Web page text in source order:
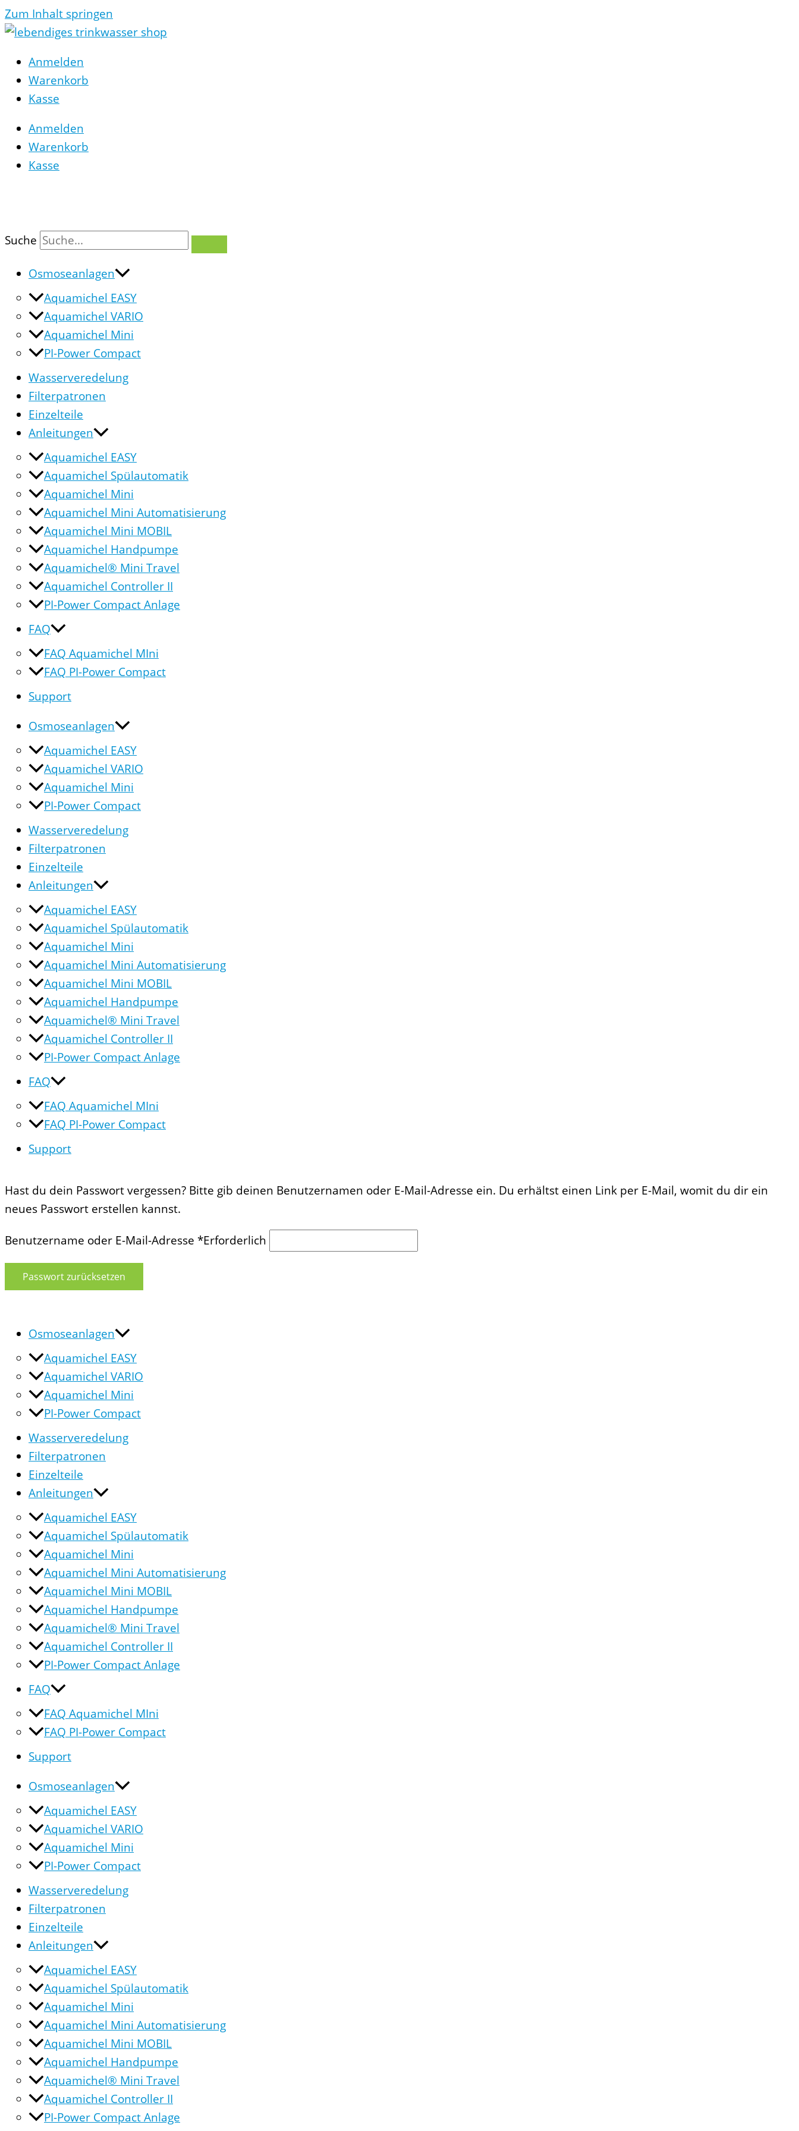
Zum Inhalt springen
Anmelden
Warenkorb
Kasse
Anmelden
Warenkorb
Kasse
Suche
Osmoseanlagen
Aquamichel EASY
Aquamichel VARIO
Aquamichel Mini
PI-Power Compact
Wasserveredelung
Filterpatronen
Einzelteile
Anleitungen
Aquamichel EASY
Aquamichel Spülautomatik
Aquamichel Mini
Aquamichel Mini Automatisierung
Aquamichel Mini MOBIL
Aquamichel Handpumpe
Aquamichel® Mini Travel
Aquamichel Controller II
PI-Power Compact Anlage
FAQ
FAQ Aquamichel MIni
FAQ PI-Power Compact
Support
Osmoseanlagen
Aquamichel EASY
Aquamichel VARIO
Aquamichel Mini
PI-Power Compact
Wasserveredelung
Filterpatronen
Einzelteile
Anleitungen
Aquamichel EASY
Aquamichel Spülautomatik
Aquamichel Mini
Aquamichel Mini Automatisierung
Aquamichel Mini MOBIL
Aquamichel Handpumpe
Aquamichel® Mini Travel
Aquamichel Controller II
PI-Power Compact Anlage
FAQ
FAQ Aquamichel MIni
FAQ PI-Power Compact
Support
Hast du dein Passwort vergessen? Bitte gib deinen Benutzernamen oder E-Mail-Adresse ein. Du erhältst einen Link per E-Mail, womit du dir ein
neues Passwort erstellen kannst.
Benutzername oder E-Mail-Adresse *Erforderlich
Passwort zurücksetzen
Osmoseanlagen
Aquamichel EASY
Aquamichel VARIO
Aquamichel Mini
PI-Power Compact
Wasserveredelung
Filterpatronen
Einzelteile
Anleitungen
Aquamichel EASY
Aquamichel Spülautomatik
Aquamichel Mini
Aquamichel Mini Automatisierung
Aquamichel Mini MOBIL
Aquamichel Handpumpe
Aquamichel® Mini Travel
Aquamichel Controller II
PI-Power Compact Anlage
FAQ
FAQ Aquamichel MIni
FAQ PI-Power Compact
Support
Osmoseanlagen
Aquamichel EASY
Aquamichel VARIO
Aquamichel Mini
PI-Power Compact
Wasserveredelung
Filterpatronen
Einzelteile
Anleitungen
Aquamichel EASY
Aquamichel Spülautomatik
Aquamichel Mini
Aquamichel Mini Automatisierung
Aquamichel Mini MOBIL
Aquamichel Handpumpe
Aquamichel® Mini Travel
Aquamichel Controller II
PI-Power Compact Anlage